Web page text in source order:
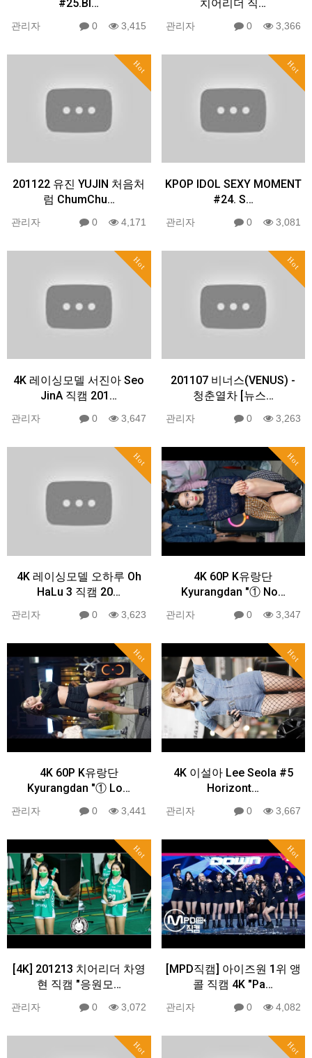
#25.BI…
관리자 0 3,415
치어리더 직…
관리자 0 3,366
Hot
201122 유진 YUJIN 처음처
럼 ChumChu…
관리자 0 4,171
Hot
KPOP IDOL SEXY MOMENT
#24. S…
관리자 0 3,081
Hot
4K 레이싱모델 서진아 Seo
JinA 직캠 201…
관리자 0 3,647
Hot
201107 비너스(VENUS) -
청춘열차 [뉴스…
관리자 0 3,263
Hot
4K 레이싱모델 오하루 Oh
HaLu 3 직캠 20…
관리자 0 3,623
Hot
4K 60P K유랑단
Kyurangdan "① No…
관리자 0 3,347
Hot
4K 60P K유랑단
Kyurangdan "① Lo…
관리자 0 3,441
Hot
4K 이설아 Lee Seola #5
Horizont…
관리자 0 3,667
Hot
[4K] 201213 치어리더 차영
현 직캠 "응원모…
관리자 0 3,072
Hot
[MPD직캠] 아이즈원 1위 앵
콜 직캠 4K "Pa…
관리자 0 4,082
Hot Hot